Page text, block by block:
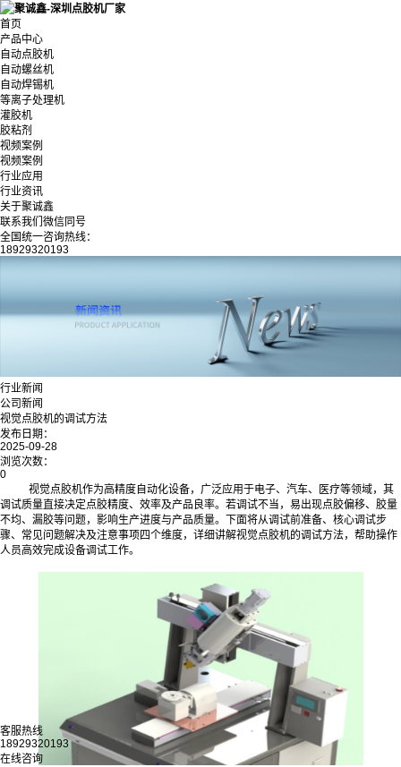
首页
产品中心
自动点胶机
自动螺丝机
自动焊锡机
等离子处理机
灌胶机
胶粘剂
视频案例
视频案例
行业应用
行业资讯
关于聚诚鑫
联系我们微信同号
全国统一咨询热线：
18929320193
行业新闻
公司新闻
视觉点胶机的调试方法
发布日期：
2025-09-28
浏览次数：
0
视觉点胶机作为高精度自动化设备，广泛应用于电子、汽车、医疗等领域，其
调试质量直接决定点胶精度、效率及产品良率。若调试不当，易出现点胶偏移、胶量
不均、漏胶等问题，影响生产进度与产品质量。下面将从调试前准备、核心调试步
骤、常见问题解决及注意事项四个维度，详细讲解视觉点胶机的调试方法，帮助操作
人员高效完成设备调试工作。
客服热线
18929320193
在线咨询